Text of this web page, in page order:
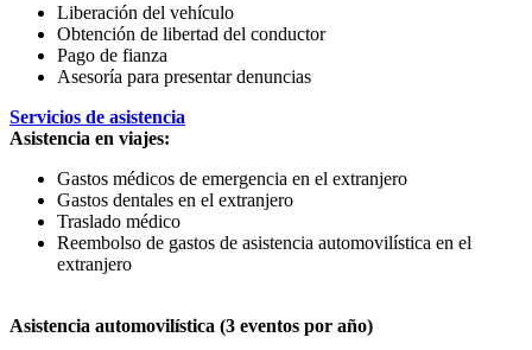
Liberación del vehículo
Obtención de libertad del conductor
Pago de fianza
Asesoría para presentar denuncias
Servicios de asistencia
Asistencia en viajes:
Gastos médicos de emergencia en el extranjero
Gastos dentales en el extranjero
Traslado médico
Reembolso de gastos de asistencia automovilística en el
extranjero
Asistencia automovilística (3 eventos por año)